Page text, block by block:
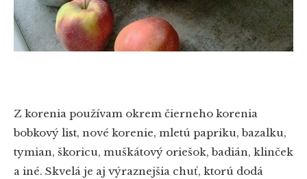
Z korenia používam okrem čierneho korenia
bobkový list, nové korenie, mletú papriku, bazalku,
tymian, škoricu, muškátový oriešok, badián, klinček
a iné. Skvelá je aj výraznejšia chuť, ktorú dodá